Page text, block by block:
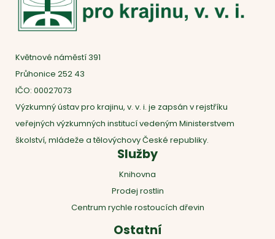
Květnové náměstí 391
Průhonice 252 43
IČO: 00027073
Výzkumný ústav pro krajinu, v. v. i. je zapsán v rejstříku
veřejných výzkumných institucí vedeným Ministerstvem
školství, mládeže a tělovýchovy České republiky.
Služby
Knihovna
Prodej rostlin
Centrum rychle rostoucích dřevin
Ostatní